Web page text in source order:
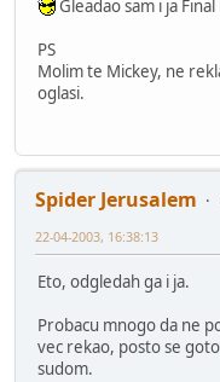
Gleadao sam i ja
PS
Molim te Mickey, ne
oglasi.
Spider Jerusalem
22-04-2003, 16:38:13
Eto, odgledah ga i ja.
Probacu mnogo da ne
vec rekao, posto se
sudom.